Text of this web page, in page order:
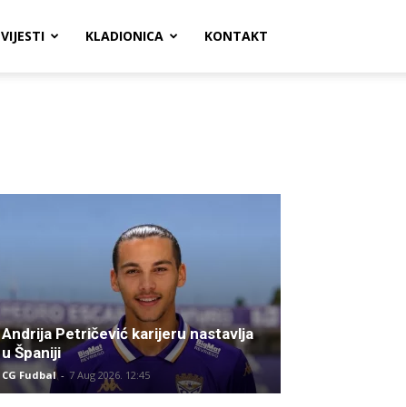
VIJESTI KLADIONICA KONTAKT
Andrija Petričević karijeru nastavlja
u Španiji
CG Fudbal - 7 Aug 2026. 12:45